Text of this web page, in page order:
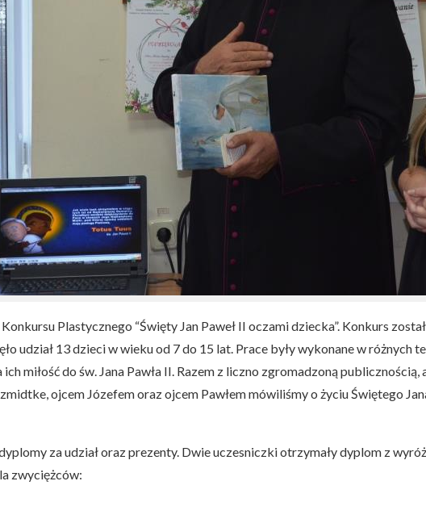
Plastycznego “Święty Jan Paweł II oczami dziecka”. Konkurs
udział 13 dzieci w wieku od 7 do 15 lat. Prace były wykonane w
miłość do św. Jana Pawła II. Razem z liczno zgromadzoną
ojcem Józefem oraz ojcem Pawłem mówiliśmy o życiu Świętego
za udział oraz prezenty. Dwie uczesniczki otrzymały dyplom z
zwyciężców: